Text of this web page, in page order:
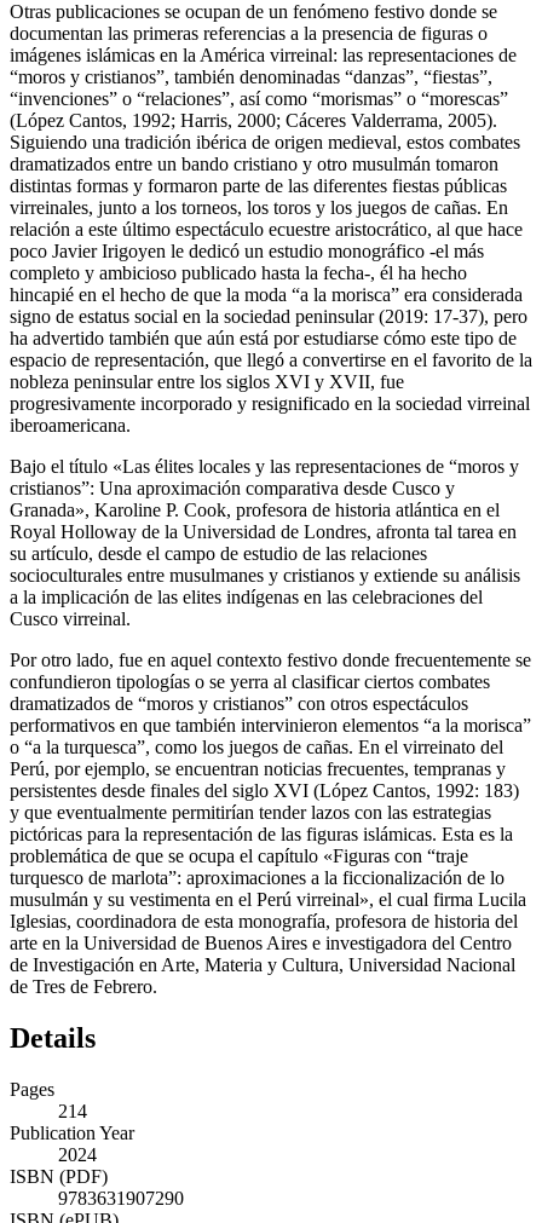
Otras publicaciones se ocupan de un fenómeno festivo donde se
documentan las primeras referencias a la presencia de figuras o
imágenes islámicas en la América virreinal: las representaciones de
“moros y cristianos”, también denominadas “danzas”, “fiestas”,
“invenciones” o “relaciones”, así como “morismas” o “morescas”
(López Cantos, 1992; Harris, 2000; Cáceres Valderrama, 2005).
Siguiendo una tradición ibérica de origen medieval, estos combates
dramatizados entre un bando cristiano y otro musulmán tomaron
distintas formas y formaron parte de las diferentes fiestas públicas
virreinales, junto a los torneos, los toros y los juegos de cañas. En
relación a este último espectáculo ecuestre aristocrático, al que hace
poco Javier Irigoyen le dedicó un estudio monográfico -el más
completo y ambicioso publicado hasta la fecha-, él ha hecho
hincapié en el hecho de que la moda “a la morisca” era considerada
signo de estatus social en la sociedad peninsular (2019: 17-37), pero
ha advertido también que aún está por estudiarse cómo este tipo de
espacio de representación, que llegó a convertirse en el favorito de la
nobleza peninsular entre los siglos XVI y XVII, fue
progresivamente incorporado y resignificado en la sociedad virreinal
iberoamericana.
Bajo el título «Las élites locales y las representaciones de “moros y
cristianos”: Una aproximación comparativa desde Cusco y
Granada», Karoline P. Cook, profesora de historia atlántica en el
Royal Holloway de la Universidad de Londres, afronta tal tarea en
su artículo, desde el campo de estudio de las relaciones
socioculturales entre musulmanes y cristianos y extiende su análisis
a la implicación de las elites indígenas en las celebraciones del
Cusco virreinal.
Por otro lado, fue en aquel contexto festivo donde frecuentemente se
confundieron tipologías o se yerra al clasificar ciertos combates
dramatizados de “moros y cristianos” con otros espectáculos
performativos en que también intervinieron elementos “a la morisca”
o “a la turquesca”, como los juegos de cañas. En el virreinato del
Perú, por ejemplo, se encuentran noticias frecuentes, tempranas y
persistentes desde finales del siglo XVI (López Cantos, 1992: 183)
y que eventualmente permitirían tender lazos con las estrategias
pictóricas para la representación de las figuras islámicas. Esta es la
problemática de que se ocupa el capítulo «Figuras con “traje
turquesco de marlota”: aproximaciones a la ficcionalización de lo
musulmán y su vestimenta en el Perú virreinal», el cual firma Lucila
Iglesias, coordinadora de esta monografía, profesora de historia del
arte en la Universidad de Buenos Aires e investigadora del Centro
de Investigación en Arte, Materia y Cultura, Universidad Nacional
de Tres de Febrero.
Details
Pages
214
Publication Year
2024
ISBN (PDF)
9783631907290